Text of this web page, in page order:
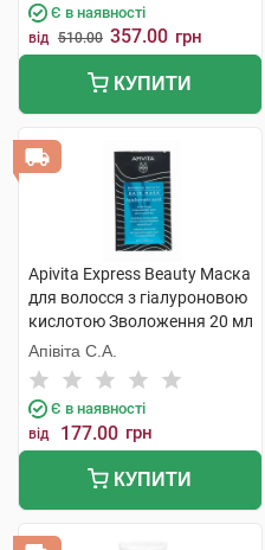
Є в наявності
від 510.00 357.00 грн
КУПИТИ
Apivita Express Beauty Маска
для волосся з гіалуроновою
кислотою Зволоження 20 мл
1 пакет
Апівіта С.А.
Є в наявності
від 177.00 грн
КУПИТИ